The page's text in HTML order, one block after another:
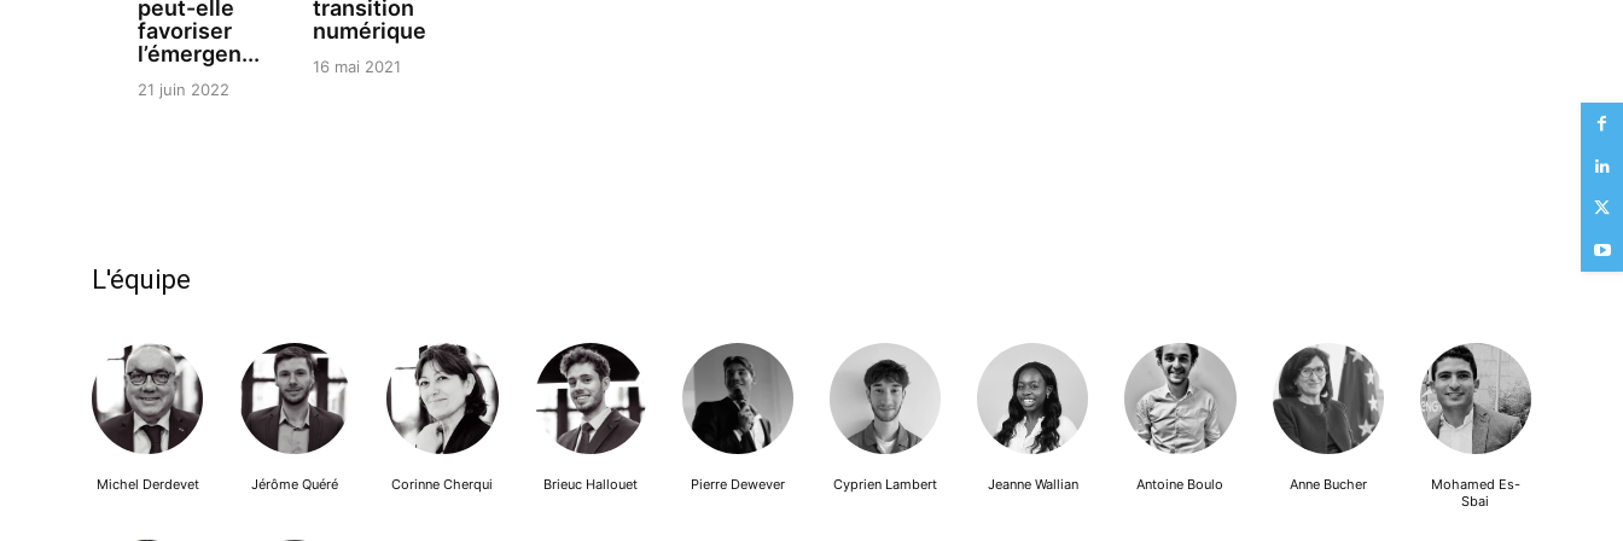
peut-elle
favoriser
l’émergen...
21 juin 2022
transition
numérique
16 mai 2021
L'équipe
Michel Derdevet Jérôme Quéré Corinne Cherqui Brieuc Hallouet Pierre Dewever Cyprien Lambert Jeanne Wallian Antoine Boulo Anne Bucher
Mohamed Es-
Sbai